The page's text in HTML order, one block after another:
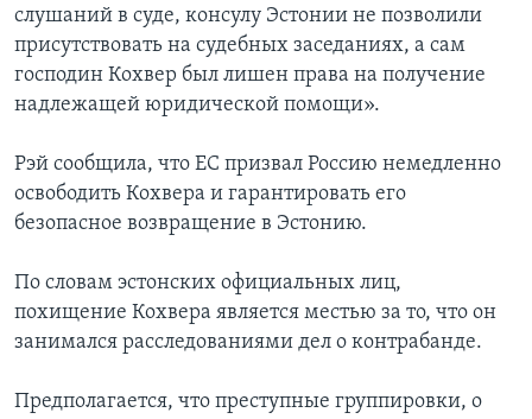
слушаний в суде, консулу Эстонии не позволили
присутствовать на судебных заседаниях, а сам
господин Кохвер был лишен права на получение
надлежащей юридической помощи».
Рэй сообщила, что ЕС призвал Россию немедленно
освободить Кохвера и гарантировать его
безопасное возвращение в Эстонию.
По словам эстонских официальных лиц,
похищение Кохвера является местью за то, что он
занимался расследованиями дел о контрабанде.
Предполагается, что преступные группировки, о